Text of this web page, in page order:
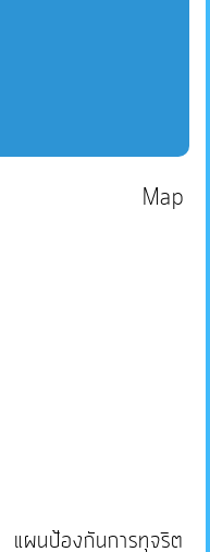
Map
แผนป้องกันการทุจริต